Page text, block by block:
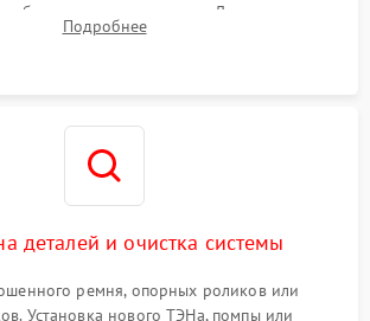
обмоток мотора и помпы. Для машин с
— диагностика работы компрессора и
Подробнее
деталей и очистка системы
ремня, опорных роликов или
Установка нового ТЭНа, помпы или